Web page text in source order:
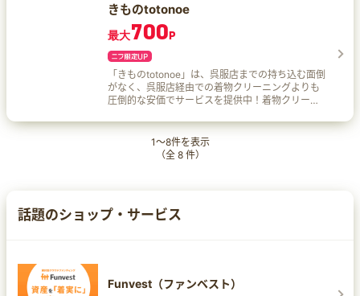
きものtotonoe
最大700P
「きものtotonoe」は、呉服店までの持ち込む面倒
がなく、呉服店経由での着物クリーニングよりも
圧倒的な安価でサービスを提供中！着物クリーニ
1～8件を表示
（全 8件）
話題のショップ・サービス
Funvest（ファンベスト）